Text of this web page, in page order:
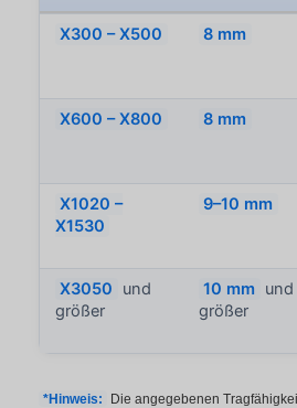
X300 – X500 8 mm
X600 – X800 8 mm
X1020 –
X1530
9–10 mm
X3050
und
größer
10 mm
und
größer
*Hinweis:
Die angegebenen